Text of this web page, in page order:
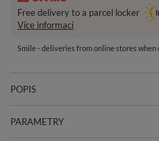
Free delivery to a parcel locker
Více informací
Smile - deliveries from online stores
POPIS
PARAMETRY